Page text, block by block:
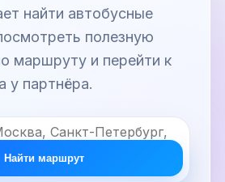
найти автобусные
полезную
маршруту и перейти к
у партнёра.
Найти маршрут